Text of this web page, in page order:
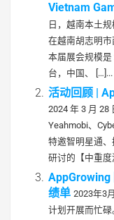
Vietnam
日，越南本土
在越南胡志明市
本届展会规模
台，中国、 […]...
活动回顾 |
2024 年 3 月 28
Yeahmobi、
特邀智明星通
研讨的【中重
AppGrowing
绩单 2023年3
计划开展而忙碌